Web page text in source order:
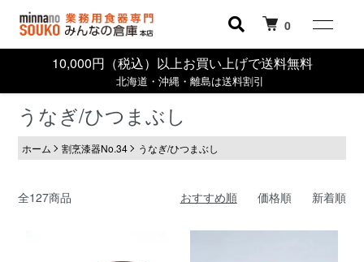
0
10,000円（税込）以上お買い上げで送料無料
北海道・沖縄・離島は送料割引
うなぎ/ひつまぶし
ホーム 割烹漆器No.34 うなぎ/ひつまぶし
全127商品 おすすめ順 価格順 新着順